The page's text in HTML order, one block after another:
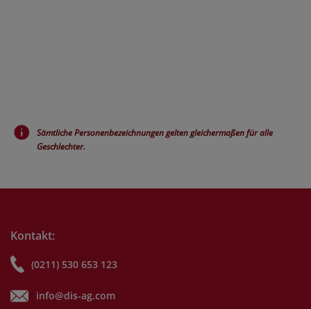
Sämtliche Personenbezeichnungen gelten gleichermaßen für alle
Geschlechter.
Kontakt:
(0211) 530 653 123
info@dis-ag.com